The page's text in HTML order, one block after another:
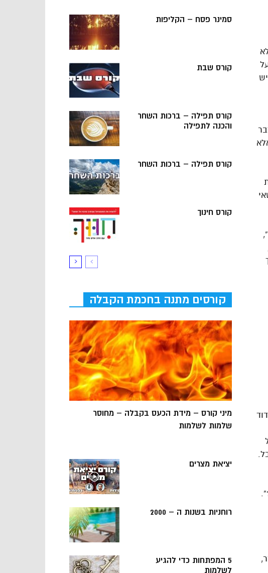
סמינר פסח – הקליפות
קורס שבת
קורס תפילה – ברכות השחר
והכנה לתפילה
קורס תפילה – ברכות השחר
קורס חינוך
קורסים מתנה בחכמת הקבלה
מיני קורס – מידת הכעס בקבלה – מחוסר
שלמות לשלמות
יציאת מצרים
רוחניות בשנות ה – 2000
5 המפתחות כדי להגיע
לשלמות